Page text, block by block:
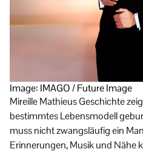
Image: IMAGO / Future Image
Mireille Mathieus Geschichte
bestimmtes Lebensmodell
muss nicht zwangsläufig ein
Erinnerungen, Musik und Nähe